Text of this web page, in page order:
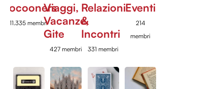
Cocooners
11.335 membri
Viaggi,
Vacanze,
Gite
427 membri
Relazioni
&
Incontri
331 membri
Eventi
214
membri